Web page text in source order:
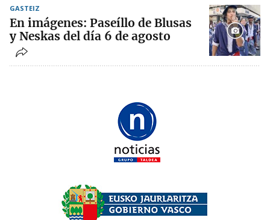
GASTEIZ
En imágenes: Paseíllo de Blusas
y Neskas del día 6 de agosto